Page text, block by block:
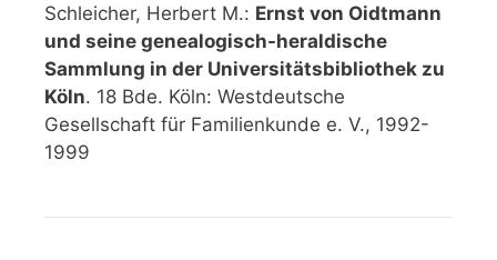
Schleicher, Herbert M.: Ernst von Oidtmann
und seine genealogisch-heraldische
Sammlung in der Universitätsbibliothek zu
Köln. 18 Bde. Köln: Westdeutsche
Gesellschaft für Familienkunde e. V., 1992-
1999